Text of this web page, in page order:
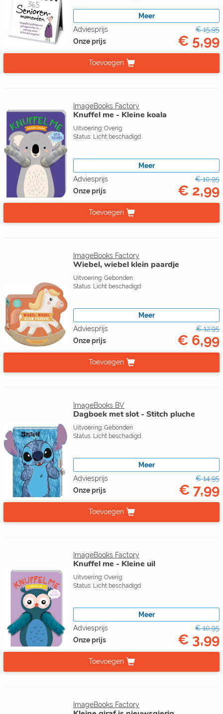
Meer
Adviesprijs
€ 15,95
Onze prijs
€ 5,99
Toevoegen
ImageBooks Factory
Knuffel me - Kleine koala
Uitvoering: Overig
Status: Licht beschadigd
Meer
Adviesprijs
€ 10,95
Onze prijs
€ 2,99
Toevoegen
ImageBooks Factory
Wiebel, wiebel klein paardje
Uitvoering: Gebonden
Status: Licht beschadigd
Meer
Adviesprijs
€ 12,95
Onze prijs
€ 6,99
Toevoegen
ImageBooks BV
Dagboek met slot - Stitch pluche
Uitvoering: Gebonden
Status: Licht beschadigd
Meer
Adviesprijs
€ 14,95
Onze prijs
€ 7,99
Toevoegen
ImageBooks Factory
Knuffel me - Kleine uil
Uitvoering: Overig
Status: Licht beschadigd
Meer
Adviesprijs
€ 10,95
Onze prijs
€ 3,99
Toevoegen
ImageBooks Factory